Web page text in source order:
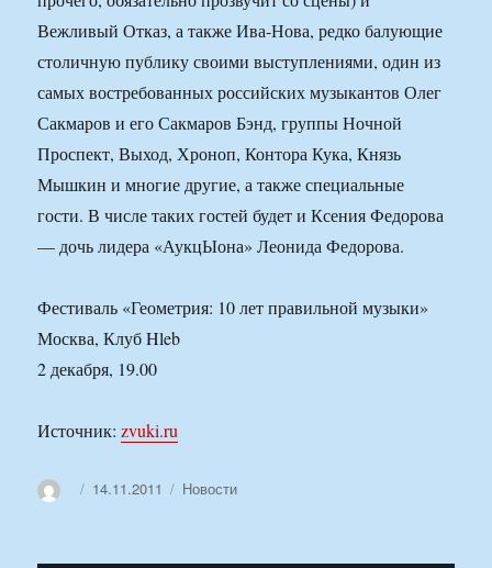
Вежливый Отказ, а также Ива-Нова, редко балующие
столичную публику своими выступлениями, один из
самых востребованных российских музыкантов Олег
Сакмаров и его Сакмаров Бэнд, группы Ночной
Проспект, Выход, Хроноп, Контора Кука, Князь
Мышкин и многие другие, а также специальные
гости. В числе таких гостей будет и Ксения Федорова
— дочь лидера «АукцЫона» Леонида Федорова.
Фестиваль «Геометрия: 10 лет правильной музыки»
Москва, Клуб Hleb
2 декабря, 19.00
Источник:zvuki.ru
АвторОпубликовано
14.11.2011 Рубрики
Новости